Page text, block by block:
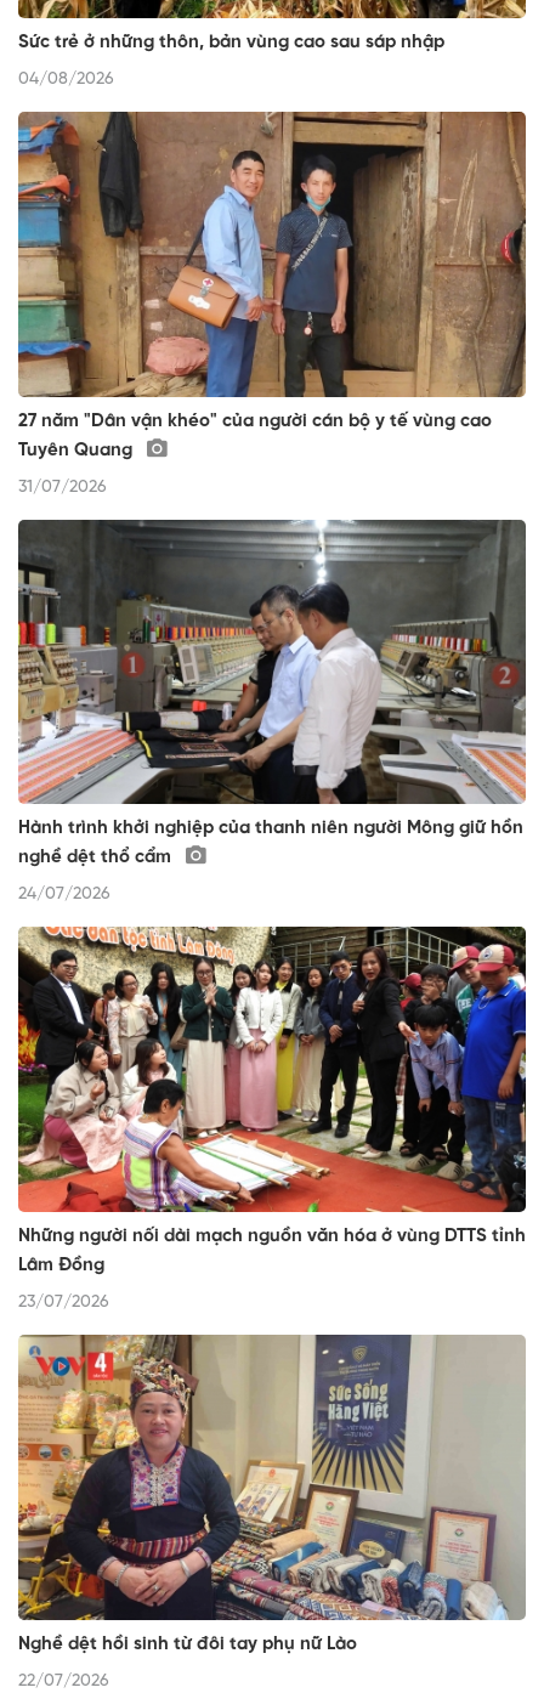
Sức trẻ ở những thôn, bản vùng cao sau sáp nhập
04/08/2026
27 năm "Dân vận khéo" của người cán bộ y tế vùng cao
Tuyên Quang
31/07/2026
Hành trình khởi nghiệp của thanh niên người Mông giữ hồn
nghề dệt thổ cẩm
24/07/2026
Những người nối dài mạch nguồn văn hóa ở vùng DTTS tỉnh
Lâm Đồng
23/07/2026
Nghề dệt hồi sinh từ đôi tay phụ nữ Lào
22/07/2026